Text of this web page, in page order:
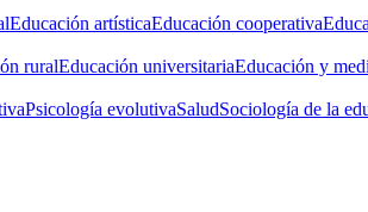
Educación artísticaEducación cooperativa
ruralEducación universitariaEducación y
Psicología evolutivaSaludSociología de la